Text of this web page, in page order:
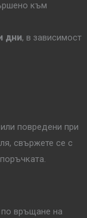
към
дни, в зависимост
повредени при
свържете се с
по връщане на